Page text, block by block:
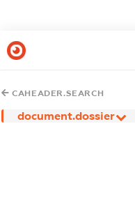
CAHEADER.SEARCH
document.dossier